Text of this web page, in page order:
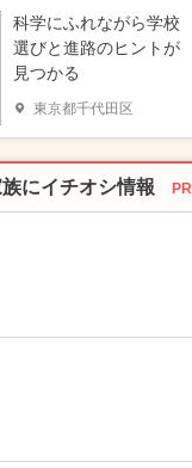
科学にふれながら学校
選びと進路のヒントが
見つかる
東京都千代田区
にイチオシ情報 PR